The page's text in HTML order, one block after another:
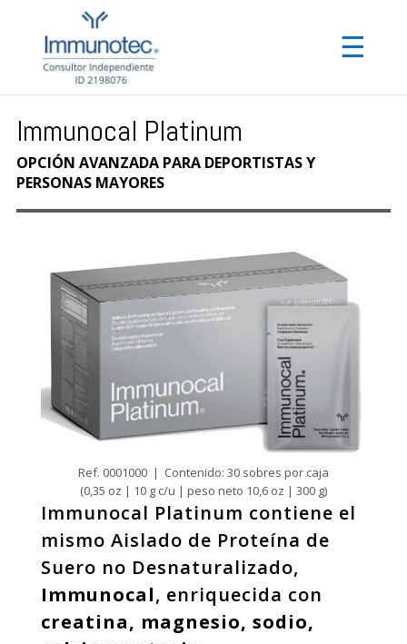
☰
Immunocal Platinum
OPCIÓN AVANZADA PARA DEPORTISTAS Y
PERSONAS MAYORES
Ref. 0001000 | Contenido: 30 sobres por caja
(0,35 oz | 10 g c/u | peso neto 10,6 oz | 300 g)
Immunocal Platinum contiene el
mismo Aislado de Proteína de
Suero no Desnaturalizado,
Immunocal, enriquecida con
creatina, magnesio, sodio,